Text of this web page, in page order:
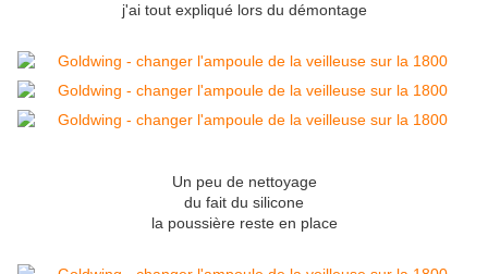
j'ai tout expliqué lors du démontage
Un peu de nettoyage
du fait du silicone
la poussière reste en place